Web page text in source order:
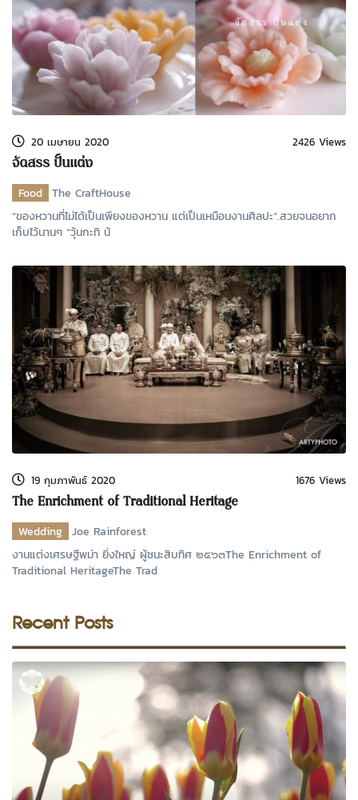
20 เมษายน 2020 2426 Views
จัดสรร ปั้นแต่ง
Food The CraftHouse
“ของหวานที่ไม่ได้เป็นเพียงของหวาน แต่เป็นเหมือนงานศิลปะ”.สวยจนอยาก
เก็บไว้นานๆ “วุ้นกะทิ น้
19 กุมภาพันธ์ 2020 1676 Views
The Enrichment of Traditional Heritage
Wedding Joe Rainforest
งานแต่งเศรษฐีพม่า ยิ่งใหญ่ ผู้ชนะสิบทิศ ๒๕๖๓The Enrichment of
Traditional HeritageThe Trad
Recent Posts